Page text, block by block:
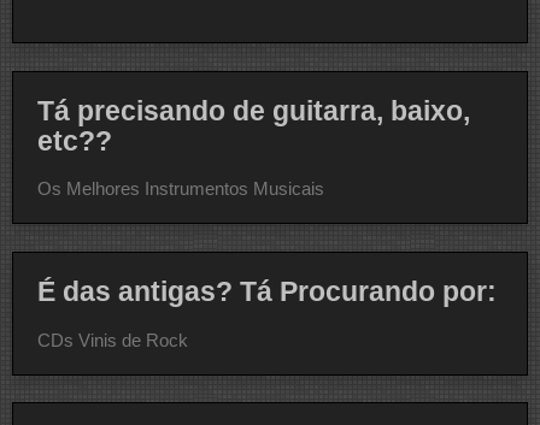
Tá precisando de guitarra, baixo,
etc??
Os Melhores Instrumentos Musicais
É das antigas? Tá Procurando por:
CDs Vinis de Rock